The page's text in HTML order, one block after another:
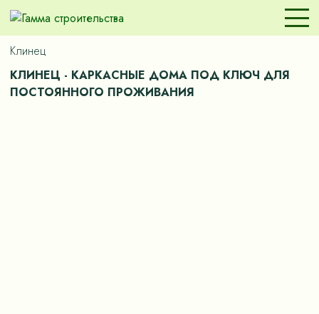
Клинец
КЛИНЕЦ - КАРКАСНЫЕ ДОМА ПОД КЛЮЧ ДЛЯ
ПОСТОЯННОГО ПРОЖИВАНИЯ